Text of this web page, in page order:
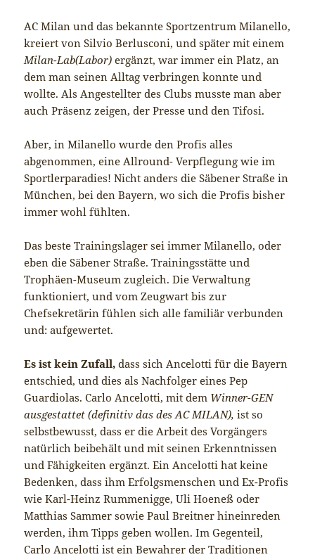
AC Milan und das bekannte Sportzentrum Milanello,
kreiert von Silvio Berlusconi, und später mit einem
Milan-Lab(Labor)ergänzt, war immer ein Platz, an
dem man seinen Alltag verbringen konnte und
wollte. Als Angestellter des Clubs musste man aber
auch Präsenz zeigen, der Presse und den Tifosi.
Aber, in Milanello wurde den Profis alles
abgenommen, eine Allround- Verpflegung wie im
Sportlerparadies! Nicht anders die Säbener Straße in
München, bei den Bayern, wo sich die Profis bisher
immer wohl fühlten.
Das beste Trainingslager sei immer Milanello, oder
eben die Säbener Straße. Trainingsstätte und
Trophäen-Museum zugleich. Die Verwaltung
funktioniert, und vom Zeugwart bis zur
Chefsekretärin fühlen sich alle familiär verbunden
und: aufgewertet.
Es ist kein Zufall, dass sich Ancelotti für die Bayern
entschied, und dies als Nachfolger eines Pep
Guardiolas. Carlo Ancelotti, mit dem Winner-GEN
ausgestattet (definitiv das des AC MILAN),ist so
selbstbewusst, dass er die Arbeit des Vorgängers
natürlich beibehält und mit seinen Erkenntnissen
und Fähigkeiten ergänzt. Ein Ancelotti hat keine
Bedenken, dass ihm Erfolgsmenschen und Ex-Profis
wie Karl-Heinz Rummenigge, Uli Hoeneß oder
Matthias Sammer sowie Paul Breitner hineinreden
werden, ihm Tipps geben wollen. Im Gegenteil,
Carlo Ancelotti ist ein Bewahrer der Traditionen